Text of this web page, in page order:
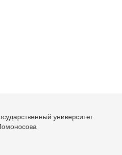
университет